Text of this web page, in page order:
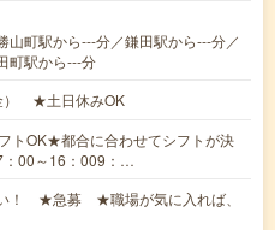
山町駅から---分／鎌田駅から---分／
町駅から---分
） ★土日休みOK
トOK★都合に合わせてシフトが決
：00～16：009：…
！ ★急募 ★職場が気に入れば、